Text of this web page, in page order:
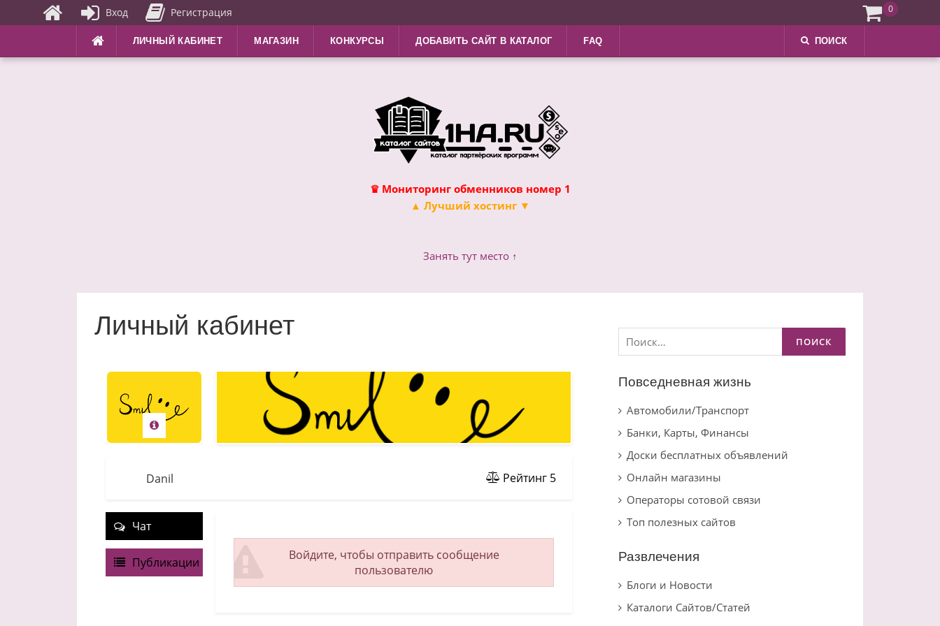
ЛИЧНЫЙ КАБИНЕТ МАГАЗИН КОНКУРСЫ ДОБАВИТЬ САЙТ В КАТАЛОГ FAQ ПОИСК
♛ Мониторинг обменников номер 1
▲ Лучший хостинг ▼
Занять тут место ↑
Личный кабинет
Danil Рейтинг 5
Чат
Публикации
Войдите, чтобы отправить сообщение
пользователю
Найти:
Повседневная жизнь
Автомобили/Транспорт
Банки, Карты, Финансы
Доски бесплатных объявлений
Онлайн магазины
Операторы сотовой связи
Топ полезных сайтов
Развлечения
Блоги и Новости
Каталоги Сайтов/Статей
Вход Регистрация 0